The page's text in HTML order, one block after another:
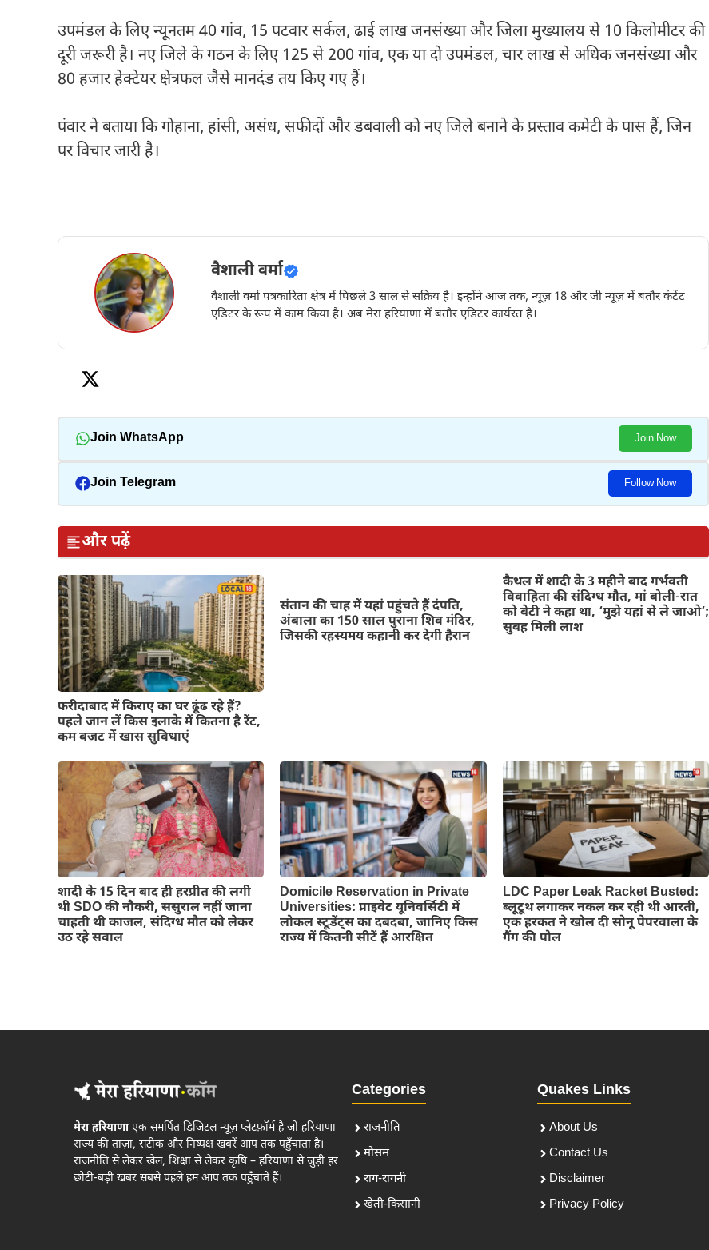
उपमंडल के लिए न्यूनतम 40 गांव, 15 पटवार सर्कल, ढाई लाख जनसंख्या और जिला मुख्यालय से 10 किलोमीटर की
दूरी जरूरी है। नए जिले के गठन के लिए 125 से 200 गांव, एक या दो उपमंडल, चार लाख से अधिक जनसंख्या और
80 हजार हेक्टेयर क्षेत्रफल जैसे मानदंड तय किए गए हैं।
पंवार ने बताया कि गोहाना, हांसी, असंध, सफीदों और डबवाली को नए जिले बनाने के प्रस्ताव कमेटी के पास हैं, जिन
पर विचार जारी है।
वैशाली वर्मा
वैशाली वर्मा पत्रकारिता क्षेत्र में पिछले 3 साल से सक्रिय है। इन्होंने आज तक, न्यूज़ 18 और जी न्यूज़ में बतौर कंटेंट
एडिटर के रूप में काम किया है। अब मेरा हरियाणा में बतौर एडिटर कार्यरत है।
Join WhatsApp Join Now
Join Telegram Follow Now
और पढ़ें
फरीदाबाद में किराए का घर ढूंढ रहे हैं?
पहले जान लें किस इलाके में कितना है रेंट,
कम बजट में खास सुविधाएं
संतान की चाह में यहां पहुंचते हैं दंपति,
अंबाला का 150 साल पुराना शिव मंदिर,
जिसकी रहस्यमय कहानी कर देगी हैरान
कैथल में शादी के 3 महीने बाद गर्भवती
विवाहिता की संदिग्ध मौत, मां बोली-रात
को बेटी ने कहा था, ‘मुझे यहां से ले जाओ’;
सुबह मिली लाश
शादी के 15 दिन बाद ही हरप्रीत की लगी
थी SDO की नौकरी, ससुराल नहीं जाना
चाहती थी काजल, संदिग्ध मौत को लेकर
उठ रहे सवाल
Domicile Reservation in Private
Universities: प्राइवेट यूनिवर्सिटी में
लोकल स्टूडेंट्स का दबदबा, जानिए किस
राज्य में कितनी सीटें हैं आरक्षित
LDC Paper Leak Racket Busted:
ब्लूटूथ लगाकर नकल कर रही थी आरती,
एक हरकत ने खोल दी सोनू पेपरवाला के
गैंग की पोल
मेरा हरियाणाएक समर्पित डिजिटल न्यूज़ प्लेटफ़ॉर्म है जो हरियाणा
राज्य की ताज़ा, सटीक और निष्पक्ष खबरें आप तक पहुँचाता है।
राजनीति से लेकर खेल, शिक्षा से लेकर कृषि – हरियाणा से जुड़ी हर
छोटी-बड़ी खबर सबसे पहले हम आप तक पहुँचाते हैं।
Categories
राजनीति
मौसम
राग-रागनी
खेती-किसानी
Quakes Links
About Us
Contact Us
Disclaimer
Privacy Policy